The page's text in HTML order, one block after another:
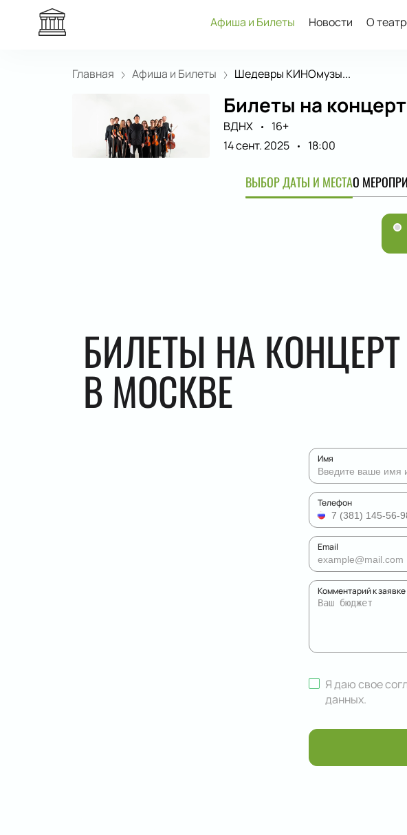
Афиша и Билеты Новости О
Главная Афиша и Билеты Шедевры КИНОмузы...
Билеты на
ВДНХ
16+
14 сент. 2025
18:00
ВЫБОР ДАТЫ И МЕСТАО
БИЛЕТЫ НА
В МОСКВЕ
Имя
Телефон
Email
Комментарий к заявке
Я даю свое
данных.